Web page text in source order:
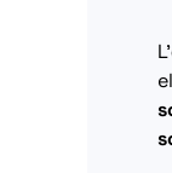
L’